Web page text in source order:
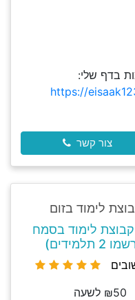
בדף שלי:
https://
צור קשר
לימוד בזום
קבוצת לימוד בסמח
2 תלמידים)
₪50 לשעה